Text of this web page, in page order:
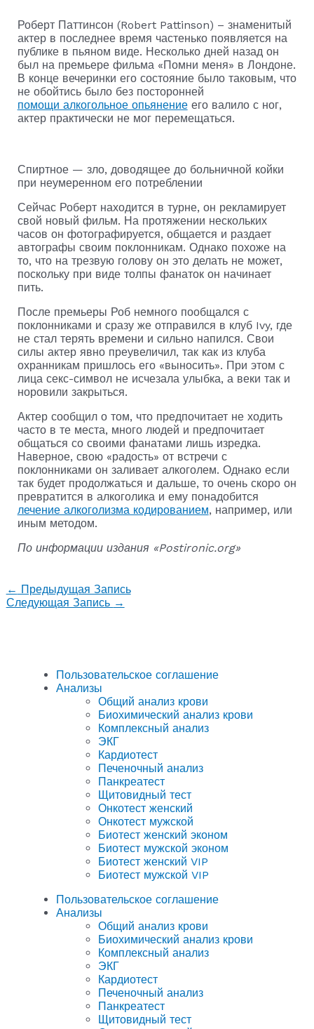
Роберт Паттинсон (Robert Pattinson) – знаменитый
актер в последнее время частенько появляется на
публике в пьяном виде. Несколько дней назад он
был на премьере фильма «Помни меня» в Лондоне.
В конце вечеринки его состояние было таковым, что
не обойтись было без посторонней
помощи алкогольное опьянениеего валило с ног,
актер практически не мог перемещаться.
Спиртное — зло, доводящее до больничной койки
при неумеренном его потреблении
Сейчас Роберт находится в турне, он рекламирует
свой новый фильм. На протяжении нескольких
часов он фотографируется, общается и раздает
автографы своим поклонникам. Однако похоже на
то, что на трезвую голову он это делать не может,
поскольку при виде толпы фанаток он начинает
пить.
После премьеры Роб немного пообщался с
поклонниками и сразу же отправился в клуб Ivy, где
не стал терять времени и сильно напился. Свои
силы актер явно преувеличил, так как из клуба
охранникам пришлось его «выносить». При этом с
лица секс-символ не исчезала улыбка, а веки так и
норовили закрыться.
Актер сообщил о том, что предпочитает не ходить
часто в те места, много людей и предпочитает
общаться со своими фанатами лишь изредка.
Наверное, свою «радость» от встречи с
поклонниками он заливает алкоголем. Однако если
так будет продолжаться и дальше, то очень скоро он
превратится в алкоголика и ему понадобится
лечение алкоголизма кодированием, например, или
иным методом.
По информации издания «Postironic.org»
← Предыдущая Запись
Следующая Запись →
Пользовательское соглашение
Анализы
Общий анализ крови
Биохимический анализ крови
Комплексный анализ
ЭКГ
Кардиотест
Печеночный анализ
Панкреатест
Щитовидный тест
Онкотест женский
Онкотест мужской
Биотест женский эконом
Биотест мужской эконом
Биотест женский VIP
Биотест мужской VIP
Пользовательское соглашение
Анализы
Общий анализ крови
Биохимический анализ крови
Комплексный анализ
ЭКГ
Кардиотест
Печеночный анализ
Панкреатест
Щитовидный тест